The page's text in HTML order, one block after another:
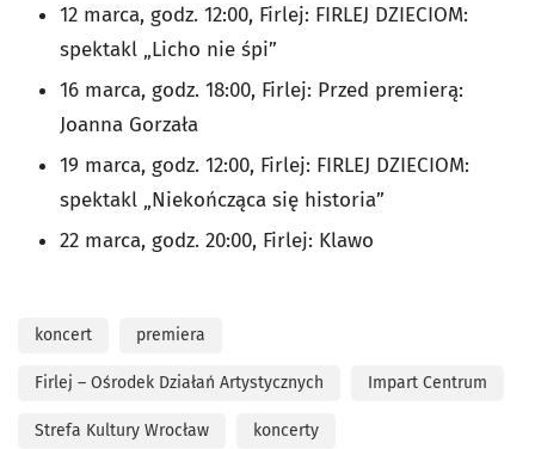
12 marca, godz. 12:00, Firlej: FIRLEJ DZIECIOM:
spektakl „Licho nie śpi”
16 marca, godz. 18:00, Firlej: Przed premierą:
Joanna Gorzała
19 marca, godz. 12:00, Firlej: FIRLEJ DZIECIOM:
spektakl „Niekończąca się historia”
22 marca, godz. 20:00, Firlej: Klawo
koncert premiera
Firlej – Ośrodek Działań Artystycznych Impart Centrum
Strefa Kultury Wrocław koncerty